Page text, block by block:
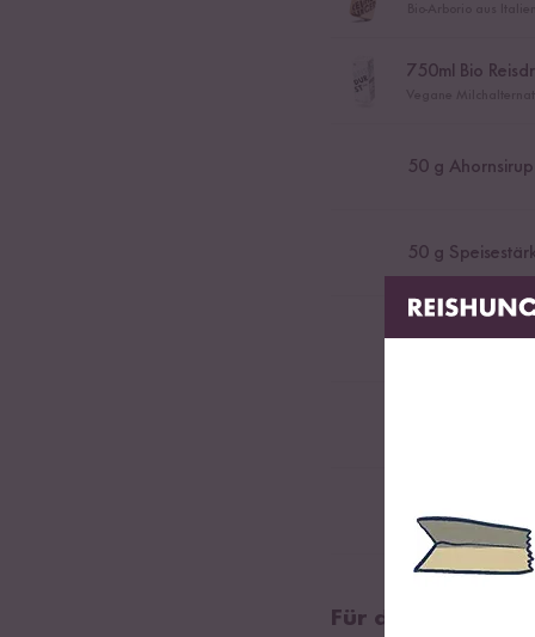
750ml Bio
50g Ahornsirup
50g
1TL Ceylon
Für die